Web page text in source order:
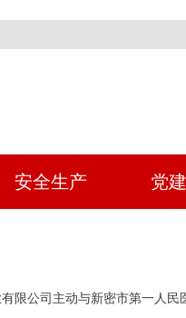
安全生产 党
公司主动与新密市第一人民